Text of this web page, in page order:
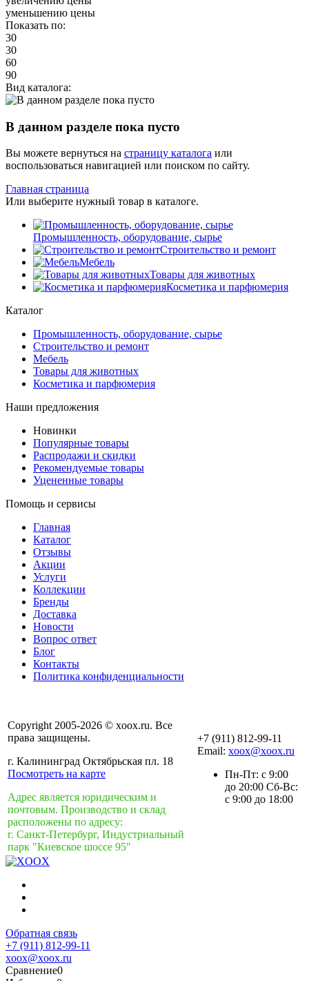
уменьшению цены
Показать по:
30
30
60
90
Вид каталога:
В данном разделе пока пусто
Вы можете вернуться на страницу каталога или
воспользоваться навигацией или поиском по сайту.
Главная страница
Или выберите нужный товар в каталоге.
Промышленность, оборудование, сырье
Строительство и ремонт
Мебель
Товары для животных
Косметика и парфюмерия
Каталог
Промышленность, оборудование, сырье
Строительство и ремонт
Мебель
Товары для животных
Косметика и парфюмерия
Наши предложения
Новинки
Популярные товары
Распродажи и скидки
Рекомендуемые товары
Уцененные товары
Помощь и сервисы
Главная
Каталог
Отзывы
Акции
Услуги
Коллекции
Бренды
Доставка
Новости
Вопрос ответ
Блог
Контакты
Политика конфиденциальности
Copyright 2005-2026 © xoox.ru. Все
права защищены.
г. Калининград Октябрьская пл. 18
Посмотреть на карте
Адрес является юридическим и
почтовым. Производство и склад
расположены по адресу:
г. Санкт-Петербург, Индустриальный
парк "Киевское шоссе 95"
+7 (911) 812-99-11
Email: xoox@xoox.ru
Пн-Пт: с 9:00
до 20:00 Сб-Вс:
с 9:00 до 18:00
Обратная связь
+7 (911) 812-99-11
xoox@xoox.ru
Сравнение0